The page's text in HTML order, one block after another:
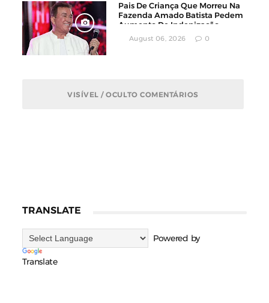
Pais De Criança Que Morreu Na
Fazenda Amado Batista Pedem
Aumento De Indenização
August 06, 2026 0
VISÍVEL / OCULTO COMENTÁRIOS
TRANSLATE
Powered by
Translate